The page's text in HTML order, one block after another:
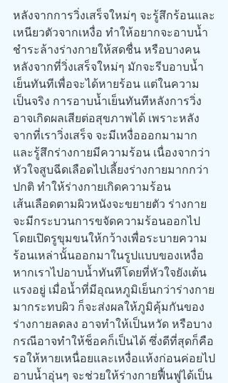
หลังจากการวิ่งเสร็จใหม่ๆ จะรู้สึกร้อนและ
เหนียวตัวจากเหงื่อ ทำให้อยากจะอาบน้ำ
ชำระล้างร่างกายให้สดชื่น หรือบางคน
หลังจากที่วิ่งเสร็จใหม่ๆ มักจะรีบอาบน้ำ
เย็นทันทีเพื่อจะได้หายร้อน แต่ในความ
เป็นจริง การอาบน้ำเย็นทันทีหลังการวิ่ง
อาจเกิดผลเสียต่อสุขภาพได้ เพราะหลัง
จากที่เราวิ่งเสร็จ จะมีเหงื่อออกมามาก
และรู้สึกร่างกายมีความร้อน เนื่องจากว่า
หัวใจสูบฉีดเลือดไปเลี้ยงร่างกายมากกว่า
ปกติ ทำให้ร่างกายเกิดความร้อน
เส้นเลือดตามผิวหนังจะขยายตัว ร่างกาย
จะมีกระบวนการขจัดความร้อนออกไป
โดยเปิดรูขุมขนให้กว้างเพื่อระบายความ
ร้อนเหล่านั้นออกมาในรูปแบบของเหงื่อ
หากเราไปอาบน้ำทันทีโดยที่หัวใจยังเต้น
แรงอยู่ เมื่อน้ำที่มีอุณหภูมิเย็นกว่าร่างกาย
มากระทบผิว ก็จะส่งผลให้ภูมิคุ้มกันของ
ร่างกายลดลง อาจทำให้เป็นหวัด หรือบาง
กรณีอาจทำให้ช็อคก็เป็นได้ ซึ่งดีที่สุดก็คือ
รอให้หายเหนื่อยและเหงื่อแห้งก่อนค่อยไป
อาบน้ำอุ่นๆ จะช่วยให้ร่างกายฟื้นฟูได้เป็น